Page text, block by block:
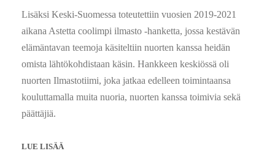
Lisäksi Keski-Suomessa toteutettiin vuosien 2019-2021
aikana Astetta coolimpi ilmasto -hanketta, jossa kestävän
elämäntavan teemoja käsiteltiin nuorten kanssa heidän
omista lähtökohdistaan käsin. Hankkeen keskiössä oli
nuorten Ilmastotiimi, joka jatkaa edelleen toimintaansa
kouluttamalla muita nuoria, nuorten kanssa toimivia sekä
päättäjiä.
LUE LISÄÄ